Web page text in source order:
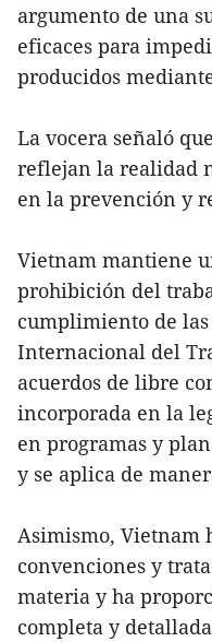
argumento de una
eficaces para
producidos
La vocera señaló
reflejan la realidad
en la prevención y
Vietnam mantiene
prohibición del
cumplimiento de
Internacional del
acuerdos de libre
incorporada en la
en programas y
y se aplica de
Asimismo, Vietnam
convenciones y
materia y ha
completa y